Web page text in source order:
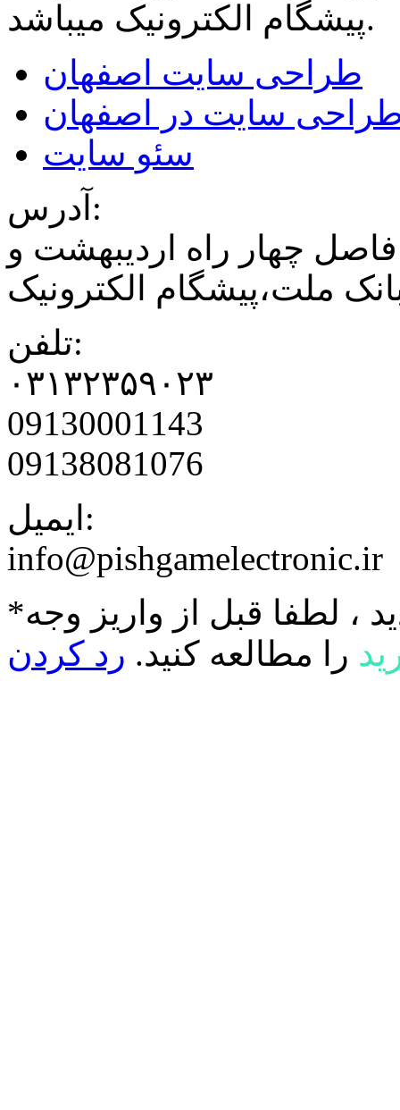
پیشگام الکترونیکمیباشد.
طراحی سایت اصفهان
سایت در اصفهان
سئو سایت
آدرس:
چهار راه اردیبهشت و
ملت،پیشگام الکترونیک
تلفن:
۰۳۱۳۲۳۵۹۰۲۳
09130001143
09138081076
ایمیل:
info@pishgamelectronic.ir
، لطفا قبل از واریز وجه
را مطالعه کنید. رد کردن